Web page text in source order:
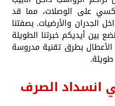
على الوصلات، مما قد
الجدران والأرضيات. بصفتنا
بين أيديكم خبرتنا الطويلة
بطرق تقنية مدروسة
انسداد الصرف